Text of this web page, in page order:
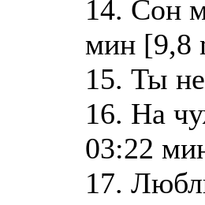
14. Сон
мин [9,8
15. Ты
16. На
03:22
17.